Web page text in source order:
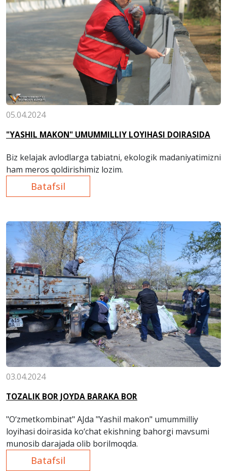
05.04.2024
"YASHIL MAKON" UMUMMILLIY LOYIHASI DOIRASIDA
Biz kelajak avlodlarga tabiatni, ekologik madaniyatimizni
ham meros qoldirishimiz lozim.
Batafsil
03.04.2024
TOZALIK BOR JOYDA BARAKA BOR
"O‘zmetkombinat" AJda "Yashil makon" umummilliy
loyihasi doirasida ko‘chat ekishning bahorgi mavsumi
munosib darajada olib borilmoqda.
Batafsil